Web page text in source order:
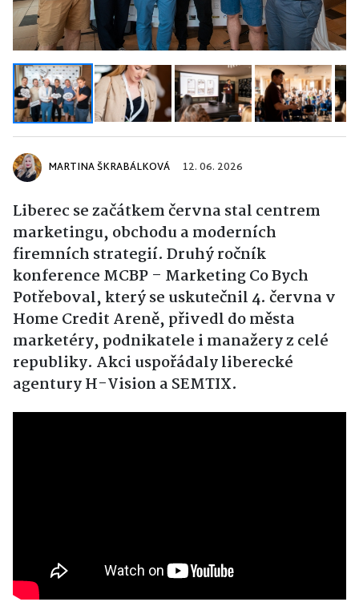
MARTINA ŠKRABÁLKOVÁ 12. 06. 2026
Liberec se začátkem června stal centrem
marketingu, obchodu a moderních
firemních strategií. Druhý ročník
konference MCBP – Marketing Co Bych
Potřeboval, který se uskutečnil 4. června v
Home Credit Areně, přivedl do města
marketéry, podnikatele i manažery z celé
republiky. Akci uspořádaly liberecké
agentury H-Vision a SEMTIX.